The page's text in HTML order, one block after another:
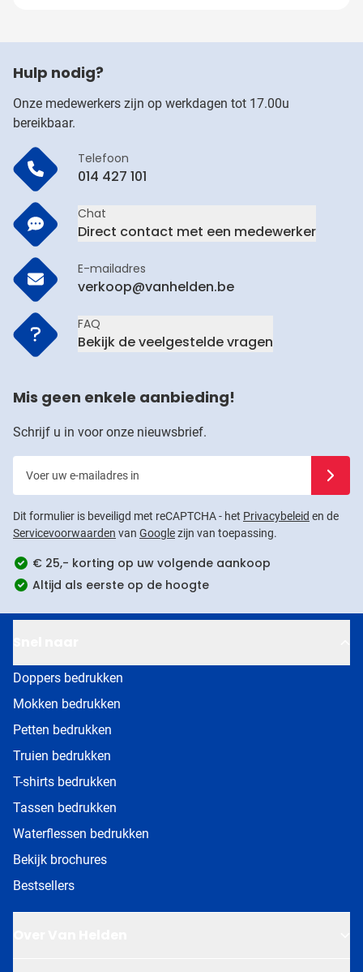
Hulp nodig?
Onze medewerkers zijn op werkdagen tot 17.00u
bereikbaar.
Telefoon
014 427 101
Chat
Direct contact met een medewerker
E-mailadres
verkoop@vanhelden.be
FAQ
Bekijk de veelgestelde vragen
Mis geen enkele aanbieding!
Schrijf u in voor onze nieuwsbrief.
Dit formulier is beveiligd met reCAPTCHA - het Privacybeleid en de
Servicevoorwaarden van Googlezijn van toepassing.
€ 25,- korting op uw volgende aankoop
Altijd als eerste op de hoogte
Doppers bedrukken
Mokken bedrukken
Petten bedrukken
Truien bedrukken
T-shirts bedrukken
Tassen bedrukken
Waterflessen bedrukken
Bekijk brochures
Bestsellers